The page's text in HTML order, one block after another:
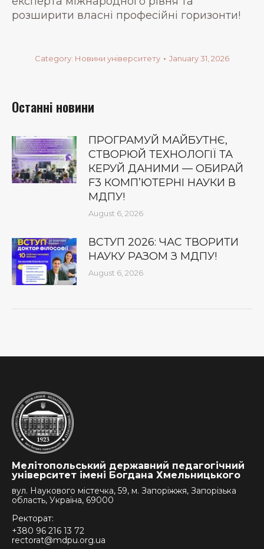
розширити власні професійні горизонти!
Category: Новини університету January 31, 2026
Останні новини
ПРОГРАМУЙ МАЙБУТНЄ,
СТВОРЮЙ ТЕХНОЛОГІЇ ТА
КЕРУЙ ДАНИМИ — ОБИРАЙ
F3 КОМП’ЮТЕРНІ НАУКИ В
МДПУ!
August 6, 2026
ВСТУП 2026: ЧАС ТВОРИТИ
НАУКУ РАЗОМ З МДПУ!
August 6, 2026
Мелітопольський державний педагогічний
університет імені Богдана Хмельницького
вул. Наукового містечка, 59, м. Запоріжжя, Запорізька
область, Україна, 69000
Ректорат:
+380 96 216 13 72
rectorat@mdpu.org.ua